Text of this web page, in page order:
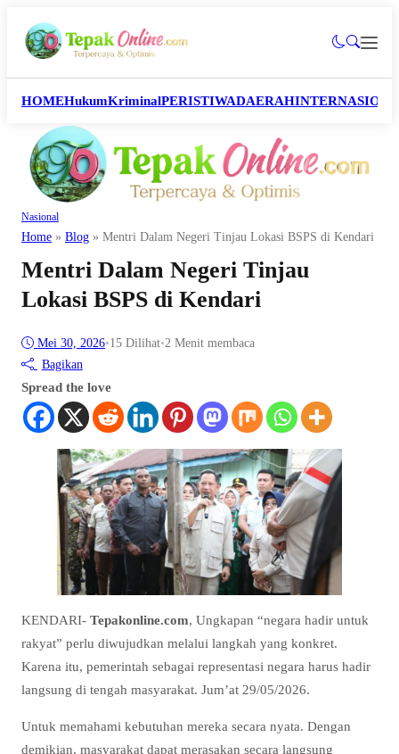
HOMEHukumKriminalPERISTIWADAERAH
Nasional
Home » Blog » Mentri Dalam Negeri Tinjau Lokasi BSPS di Kendari
Mentri Dalam Negeri Tinjau
Lokasi BSPS di Kendari
Mei 30, 2026•15 Dilihat•2 Menit membaca
Bagikan
Spread the love
KENDARI- Tepakonline.com, Ungkapan “negara hadir untuk
rakyat” perlu diwujudkan melalui langkah yang konkret.
Karena itu, pemerintah sebagai representasi negara harus hadir
langsung di tengah masyarakat. Jum’at 29/05/2026.
Untuk memahami kebutuhan mereka secara nyata. Dengan
demikian, masyarakat dapat merasakan secara langsung